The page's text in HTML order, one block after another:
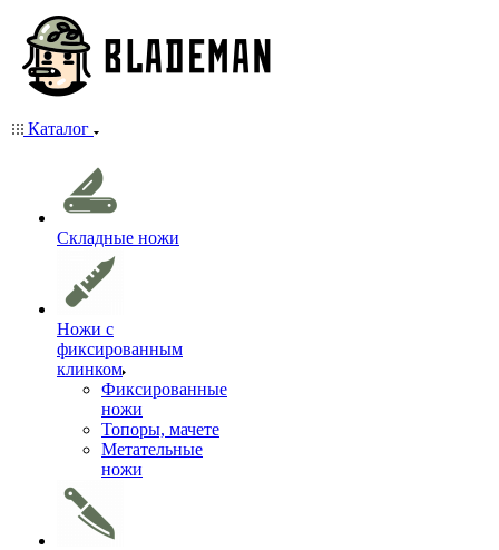
Каталог
Складные ножи
Ножи с
фиксированным
клинком
Фиксированные
ножи
Топоры, мачете
Метательные
ножи